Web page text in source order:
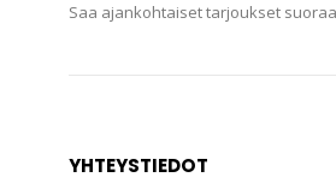
Saa ajankohtaiset tarjoukset
YHTEYSTIEDOT